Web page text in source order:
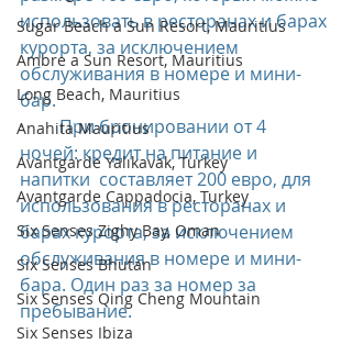
Sugar Beach a Sun Resort, Mauritius
Ambre a Sun Resort, Mauritius
Long Beach, Mauritius
Anahita Mauritius
Avantgarde Yalıkavak, Turkey
Avantgarde Cappadocia, Turkey
Six Senses Zighy Bay, Oman
Six Senses Bhutan
Six Senses Qing Cheng Mountain
Six Senses Ibiza
использовать в ресторанах и барах
курорта, за исключением
обслуживания в номере и мини-
бар.
·        При бронировании от 4
ночей: кредит на питание и
напитки  составляет 200 евро, для
использования в ресторанах и
барах курорта, за исключением
обслуживания в номере и мини-
бара. Один раз за номер за
пребывание.